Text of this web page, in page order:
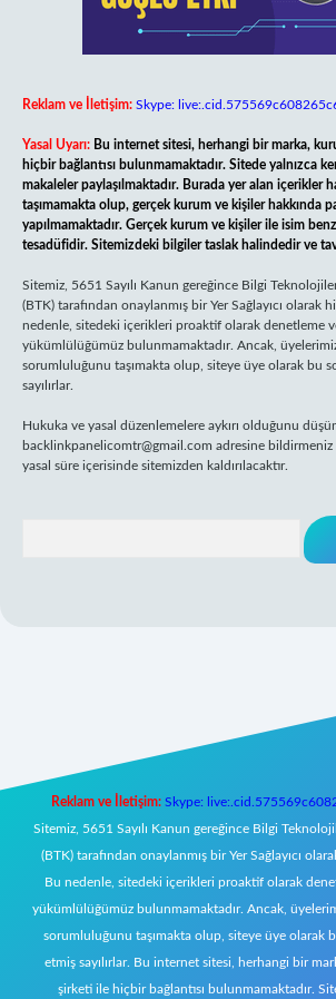
Reklam ve İletişim: Skype:
Yasal Uyarı: Bu internet sitesi, herhangi bir marka,
hiçbir bağlantısı bulunmamaktadır. Sitede yalnızca
makaleler paylaşılmaktadır. Burada yer alan içerikler
taşımamakta olup, gerçek kurum ve kişiler hakkında
yapılmamaktadır. Gerçek kurum ve kişiler ile isim
tesadüfidir. Sitemizdeki bilgiler taslak halindedir ve
Sitemiz, 5651 Sayılı Kanun gereğince Bilgi
(BTK) tarafından onaylanmış bir Yer Sağlayıcı olarak
nedenle, sitedeki içerikleri proaktif olarak denetleme
yükümlülüğümüz bulunmamaktadır. Ancak,
sorumluluğunu taşımakta olup, siteye üye olarak bu
sayılırlar.
Hukuka ve yasal düzenlemelere aykırı olduğunu
backlinkpanelicomtr@gmail.com adresine
yasal süre içerisinde sitemizden kaldırılacaktır.
Reklam ve İletişim: Skype:
Sitemiz, 5651 Sayılı Kanun gereğince Bilgi
(BTK) tarafından onaylanmış bir Yer Sağlayıcı
Bu nedenle, sitedeki içerikleri proaktif olarak
yükümlülüğümüz bulunmamaktadır. Ancak,
sorumluluğunu taşımakta olup, siteye üye olarak
etmiş sayılırlar. Bu internet sitesi, herhangi bir
şirketi ile hiçbir bağlantısı bulunmamaktadır.